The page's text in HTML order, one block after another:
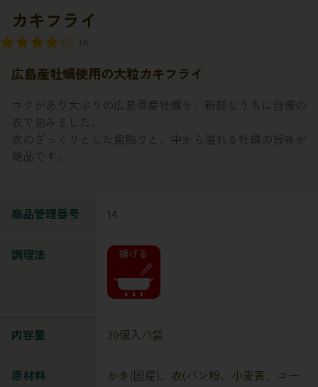
カキフライ
広島産牡蠣使用の大粒カキフライ
コクがあり大ぶりの広島県産牡蠣を、新鮮なうちに自慢の
衣で包みました。
衣のざっくりとした歯触りと、中から溢れる牡蠣の旨味が
絶品です。
商品管理番号 14
調理法
内容量 30個入/1袋
原材料
かき(国産)、衣(パン粉、小麦黄、コー